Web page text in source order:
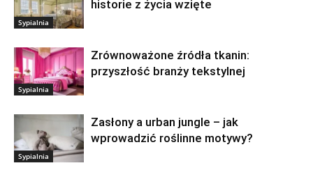
Sypialnia
historie z życia wzięte
Sypialnia
Zrównoważone źródła tkanin:
przyszłość branży tekstylnej
Sypialnia
Zasłony a urban jungle – jak
wprowadzić roślinne motywy?